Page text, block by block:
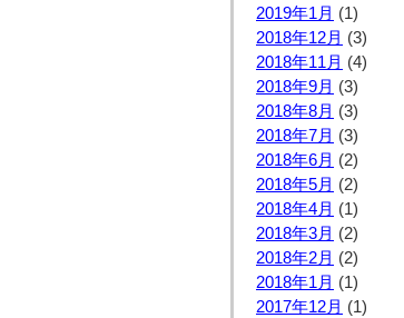
2019年1月 (1)
2018年12月 (3)
2018年11月 (4)
2018年9月 (3)
2018年8月 (3)
2018年7月 (3)
2018年6月 (2)
2018年5月 (2)
2018年4月 (1)
2018年3月 (2)
2018年2月 (2)
2018年1月 (1)
2017年12月 (1)